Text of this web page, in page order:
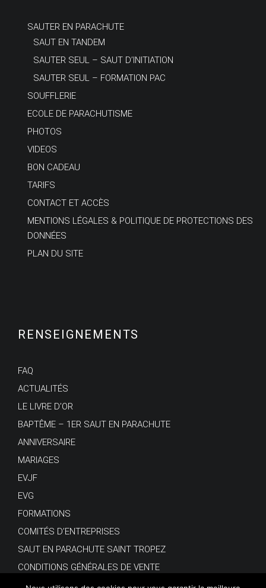
SAUTER EN PARACHUTE
SAUT EN TANDEM
SAUTER SEUL – SAUT D’INITIATION
SAUTER SEUL – FORMATION PAC
SOUFFLERIE
ECOLE DE PARACHUTISME
PHOTOS
VIDEOS
BON CADEAU
TARIFS
CONTACT ET ACCÈS
MENTIONS LÉGALES & POLITIQUE DE PROTECTIONS DES
DONNÉES
PLAN DU SITE
RENSEIGNEMENTS
FAQ
ACTUALITÉS
LE LIVRE D’OR
BAPTÊME – 1ER SAUT EN PARACHUTE
ANNIVERSAIRE
MARIAGES
EVJF
EVG
FORMATIONS
COMITÉS D’ENTREPRISES
SAUT EN PARACHUTE SAINT TROPEZ
CONDITIONS GÉNÉRALES DE VENTE